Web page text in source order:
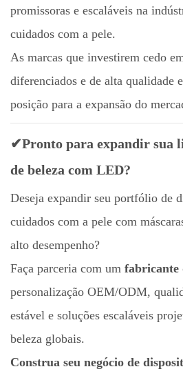
promissoras e escaláveis ​​na
cuidados com a pele.
As marcas que investirem cedo
diferenciados e de alta qualidade
posição para a expansão do
✔Pronto para expandir sua
de beleza com LED?
Deseja expandir seu portfólio de
cuidados com a pele com
alto desempenho?
Faça parceria com um fabricante
personalização OEM/ODM,
estável e soluções escaláveis
beleza globais.
Construa seu negócio de